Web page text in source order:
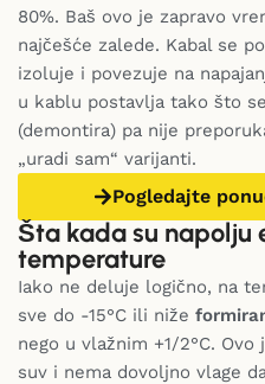
80%. Baš ovo je zapravo
najčešće zalede. Kabal se
izoluje i povezuje na
u kablu postavlja tako što
(demontira) pa nije
„uradi sam“ varijanti.
Pogledajte
Šta kada su napolju
temperature
Iako ne deluje logično, na
sve do -15°C ili niže
nego u vlažnim +1/2°C.
suv i nema dovoljno vlage